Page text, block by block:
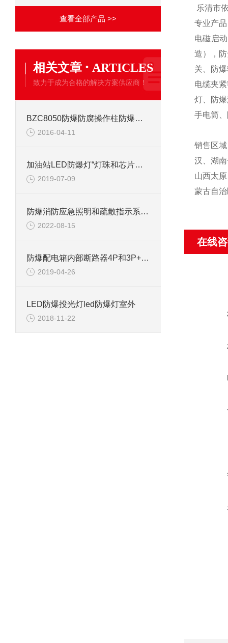
查看全部产品 >>
相关文章 · ARTICLES
致力于成为合格的解决方案供应商！
BZC8050防爆防腐操作柱防爆防腐立式按钮
2016-04-11
加油站LED防爆灯“灯珠和芯片式”的区别？
2019-07-09
防爆​消防应急照明和疏散指示系统概述
2022-08-15
防爆配电箱内部断路器4P和3P+N的区别
2019-04-26
LED防爆投光灯led防爆灯室外
2018-11-22
乐清市
专业产
电磁启
造），
关、防
电缆夹
灯、防
手电筒
销售区
汉、湖
山西太
蒙古自
在线